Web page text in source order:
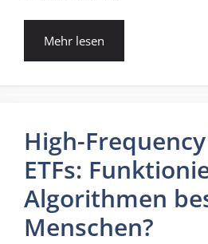
Mehr lesen
High-
ETFs:
Algorithmen
Menschen?